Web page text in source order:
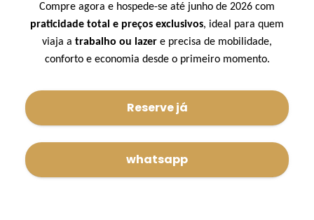
Compre agora e hospede-se até junho de 2026 com
praticidade total e preços exclusivos, ideal para quem
viaja a trabalho ou lazer e precisa de mobilidade,
conforto e economia desde o primeiro momento.
Reserve já
whatsapp